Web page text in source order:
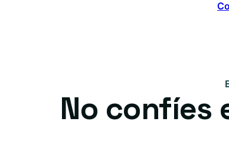
No confíes